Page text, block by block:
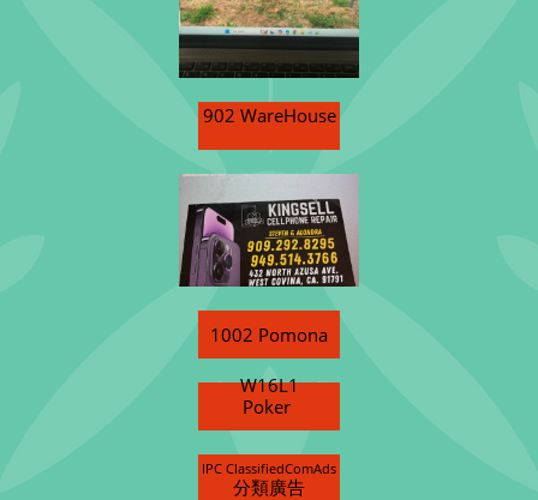
902 WareHouse
1002 Pomona
W16L1
Poker
IPC ClassifiedComAds
分類廣告